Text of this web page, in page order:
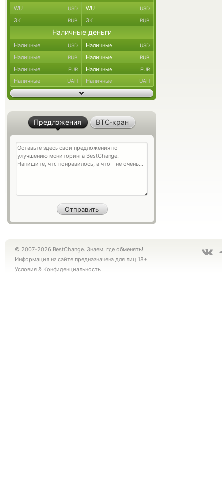
WU USD WU USD
ЗК RUB ЗК RUB
Наличные деньги
Наличные USD Наличные USD
Наличные RUB Наличные RUB
Наличные EUR Наличные EUR
Наличные UAH Наличные UAH
Предложения BTC-кран
© 2007-2026 BestChange. Знаем, где обменять!
Информация на сайте предназначена для лиц 18+
Условия & Конфиденциальность